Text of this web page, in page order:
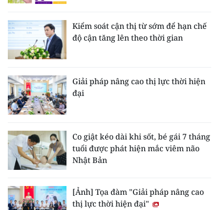
Kiểm soát cận thị từ sớm để hạn chế
độ cận tăng lên theo thời gian
Giải pháp nâng cao thị lực thời hiện
đại
Co giật kéo dài khi sốt, bé gái 7 tháng
tuổi được phát hiện mắc viêm não
Nhật Bản
[Ảnh] Tọa đàm "Giải pháp nâng cao
thị lực thời hiện đại"